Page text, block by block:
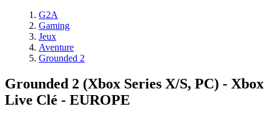
G2A
Gaming
Jeux
Aventure
Grounded 2
Grounded 2 (Xbox Series X/S, PC) - Xbox
Live Clé - EUROPE